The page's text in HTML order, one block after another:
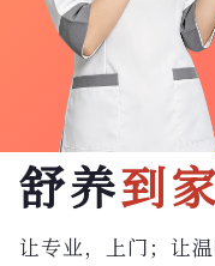
技师入驻
商家入驻
代理入驻
预约技师
舒养到
让专业，上门； 让